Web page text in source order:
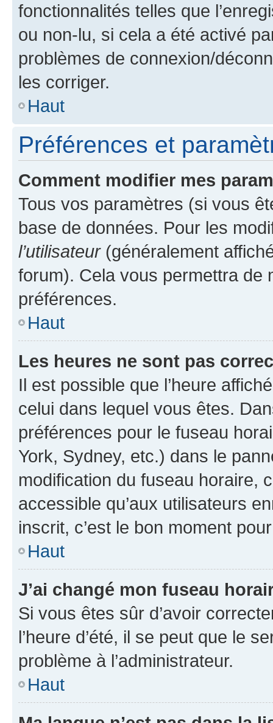
fonctionnalités telles que
ou non-lu, si cela a été activé
problèmes de connexion/
les corriger.
Haut
Préférences et
Comment modifier mes
Tous vos paramètres (si vous
base de données. Pour les
l’utilisateur(généralement
forum). Cela vous permettra de
préférences.
Haut
Les heures ne sont pas
Il est possible que l’heure
celui dans lequel vous êtes.
préférences pour le fuseau
York, Sydney, etc.) dans le
modification du fuseau horaire,
accessible qu’aux utilisateurs
inscrit, c’est le bon moment
Haut
J’ai changé mon fuseau
Si vous êtes sûr d’avoir
l’heure d’été, il se peut que le
problème à l’administrateur.
Haut